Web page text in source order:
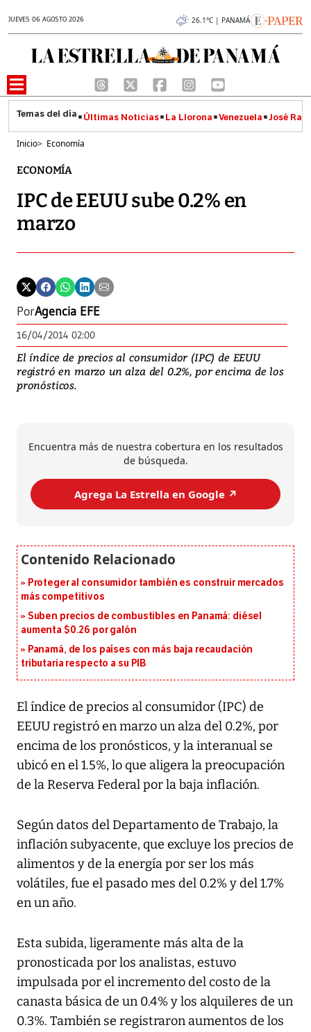
JUEVES 06 AGOSTO 2026 26.1°C | PANAMÁ
Últimas Noticias La Llorona Venezuela José
Inicio> Economía
ECONOMÍA
IPC de EEUU sube 0.2% en
marzo
PorAgencia EFE
16/04/2014 02:00
El índice de precios al consumidor (IPC) de EEUU
registró en marzo un alza del 0.2%, por encima de los
pronósticos.
Encuentra más de nuestra cobertura en los resultados
de búsqueda.
Agrega La Estrella en Google ↗️
Proteger al consumidor también es construir mercados
más competitivos
Suben precios de combustibles en Panamá: diésel
aumenta $0.26 por galón
Panamá, de los países con más baja recaudación
tributaria respecto a su PIB
El índice de precios al consumidor (IPC) de
EEUU registró en marzo un alza del 0.2%, por
encima de los pronósticos, y la interanual se
ubicó en el 1.5%, lo que aligera la preocupación
de la Reserva Federal por la baja inflación.
Según datos del Departamento de Trabajo, la
inflación subyacente, que excluye los precios de
alimentos y de la energía por ser los más
volátiles, fue el pasado mes del 0.2% y del 1.7%
en un año.
Esta subida, ligeramente más alta de la
pronosticada por los analistas, estuvo
impulsada por el incremento del costo de la
canasta básica de un 0.4% y los alquileres de un
0.3%. También se registraron aumentos de los